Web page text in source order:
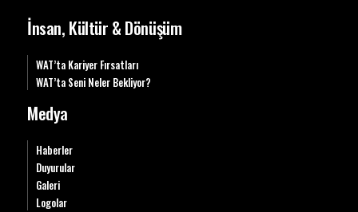
İnsan, Kültür & Dönüşüm
WAT’ta Kariyer Fırsatları
WAT’ta Seni Neler Bekliyor?
Medya
Haberler
Duyurular
Galeri
Logolar